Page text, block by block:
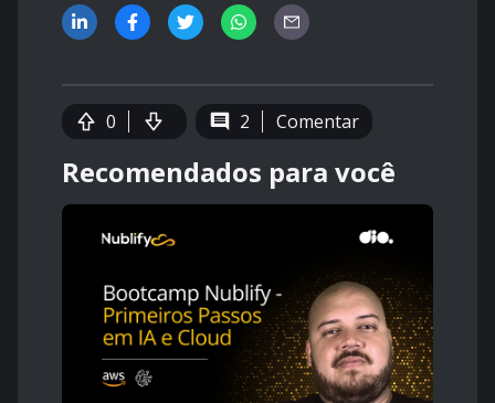
0 2 Comentar
Recomendados para você